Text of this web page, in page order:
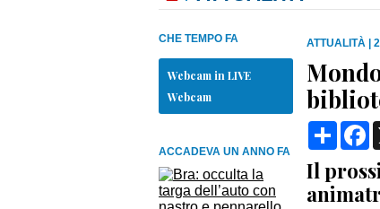
CHE TEMPO FA
Webcam in LIVE
Webcam
ACCADEVA UN ANNO FA
ATTUALITÀ
Il